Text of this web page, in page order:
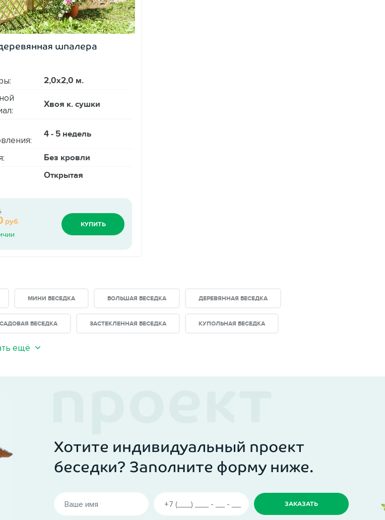
шпалера
2,0х2,0 м.
Хвоя к. сушки
4 - 5 недель
Без кровли
Открытая
руб
КУПИТЬ
МИНИ БЕСЕДКА БОЛЬШАЯ БЕСЕДКА ДЕРЕВЯННАЯ БЕСЕДКА
БЕСЕДКА ЗАСТЕКЛЕННАЯ БЕСЕДКА КУПОЛЬНАЯ БЕСЕДКА
ещё
Хотите индивидуальный проект
беседки? Заполните форму ниже.